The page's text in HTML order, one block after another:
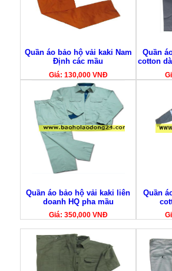
Quần áo bảo hộ vải kaki Nam
Định các mầu
Giá: 130,000 VNĐ
Quần
cotton
Quần áo bảo hộ vải kaki liên
doanh HQ pha mầu
Giá: 350,000 VNĐ
Quần